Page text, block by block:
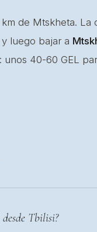
de Mtskheta. La
luego bajar a
unos 40-60 GEL
Tbilisi?